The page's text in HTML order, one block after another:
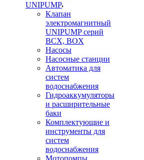
UNIPUMP
Клапан
электромагнитный
UNIPUMP серий
BCX, BOX
Насосы
Насосные станции
Автоматика для
систем
водоснабжения
Гидроаккумуляторы
и расширительные
баки
Комплектующие и
инструменты для
систем
водоснабжения
Мотопомпы